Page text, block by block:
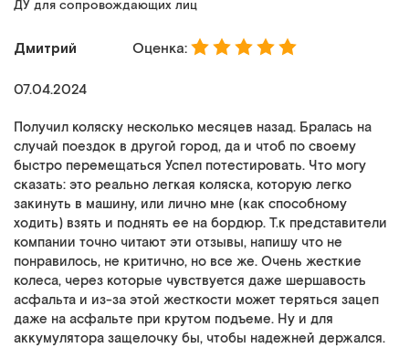
ДУ для сопровождающих лиц
Дмитрий Оценка:
07.04.2024
Получил коляску несколько месяцев назад. Бралась на
случай поездок в другой город, да и чтоб по своему
быстро перемещаться Успел потестировать. Что могу
сказать: это реально легкая коляска, которую легко
закинуть в машину, или лично мне (как способному
ходить) взять и поднять ее на бордюр. Т.к представители
компании точно читают эти отзывы, напишу что не
понравилось, не критично, но все же. Очень жесткие
колеса, через которые чувствуется даже шершавость
асфальта и из-за этой жесткости может теряться зацеп
даже на асфальте при крутом подъеме. Ну и для
аккумулятора защелочку бы, чтобы надежней держался.